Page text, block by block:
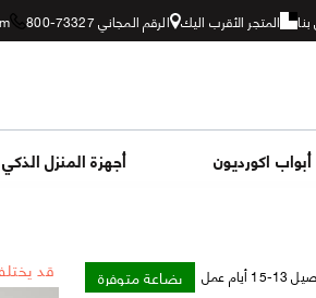
الرقم المجاني 73327-800 المتجر الأقرب اليك
أجهزة المنزل الذكي أبواب اكورديون
*قد بضاعة متوفرة أيام عمل